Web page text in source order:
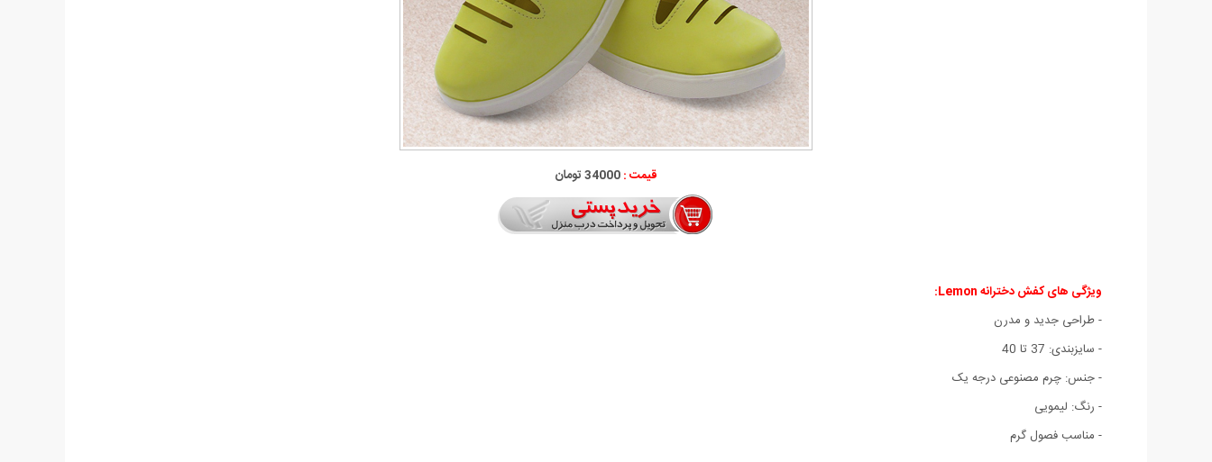
قیمت :34000 تومان
ویژگی های کفش دخترانه Lemon:
- طراحی جدید و مدرن
- سایزبندی: 37 تا 40
- جنس: چرم مصنوعی درجه یک
- رنگ: لیمویی
- مناسب فصول گرم